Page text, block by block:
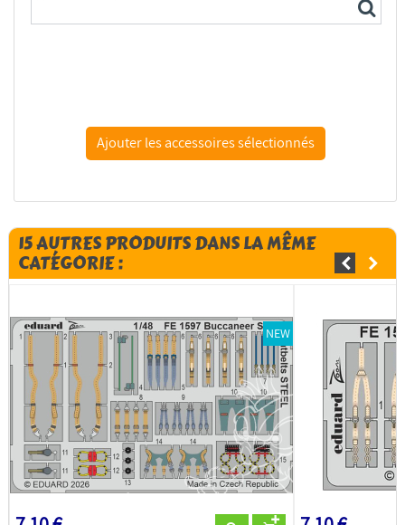
VMS CM01.PE Flexy 5K CA for PE - Colle cyano 5K pour...
15 AUTRES PRODUITS DANS LA MÊME
CATÉGORIE :
NEW